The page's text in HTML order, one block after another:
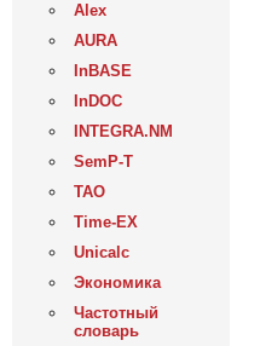
Alex
AURA
InBASE
InDOC
INTEGRA.NM
SemP-T
ТАО
Time-EX
Unicalc
Экономика
Частотный
словарь